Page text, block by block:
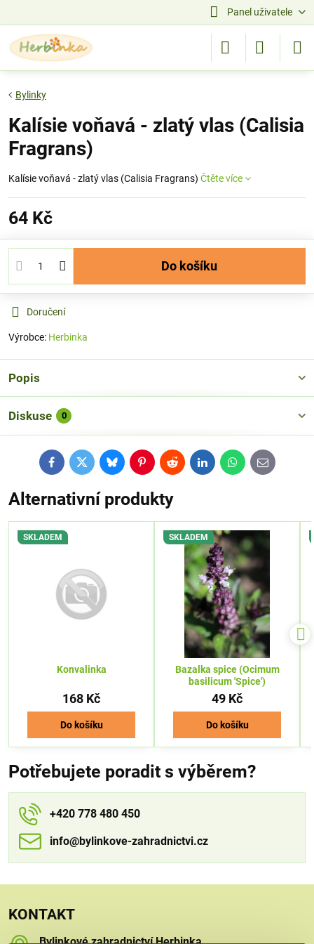
Panel uživatele
Bylinky
Kalísie voňavá - zlatý vlas (Calisia
Fragrans)
Kalísie voňavá - zlatý vlas (Calisia Fragrans) Čtěte více
64 Kč
Do košíku
Doručení
Výrobce: Herbinka
Popis
Diskuse 0
FacebookTwitterBlueskyPinterestRedditLinkedInWhatsApp
E-
mail
Alternativní produkty
SKLADEM
Konvalinka
168 Kč
Do košíku
SKLADEM
Bazalka spice (Ocimum
basilicum 'Spice')
49 Kč
Do košíku
Potřebujete poradit s výběrem?
+420 778 480 450
info​​@bylinkove-zahradnictvi​​.cz
KONTAKT